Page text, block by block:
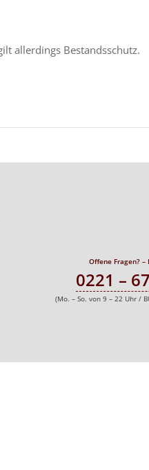
allerdings Bestandsschutz.
Offene Fragen?
0221 –
(Mo. – So. von 9 – 22 Uhr /